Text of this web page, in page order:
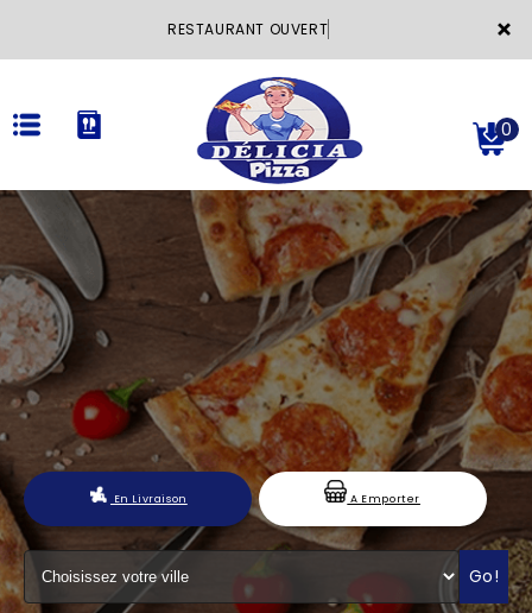
×
RESTAURANT OU
ACCUEIL
LA CARTE
VOTRE COMPTE
NOTRE RESTAURANT
VOS AVIS
MENTIONS LÉGALES
C.G.V
0
En Livraison A Emporter
Go!